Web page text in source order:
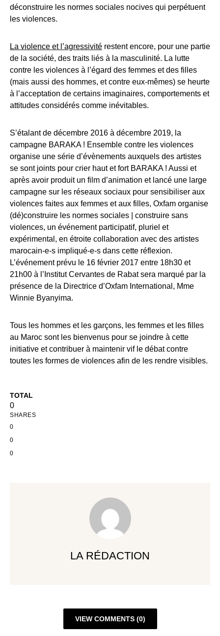
déconstruire les normes sociales nocives qui perpétuent
les violences.
La violence et l’agressivité restent encore, pour une partie
de la société, des traits liés à la masculinité. La lutte
contre les violences à l’égard des femmes et des filles
(mais aussi des hommes, et contre eux-mêmes) se heurte
à l’acceptation de certains imaginaires, comportements et
attitudes considérés comme inévitables.
S’étalant de décembre 2016 à décembre 2019, la
campagne BARAKA ! Ensemble contre les violences
organise une série d’évènements auxquels des artistes
se sont joints pour crier haut et fort BARAKA ! Aussi et
après avoir produit un film d’animation et lancé une large
campagne sur les réseaux sociaux pour sensibiliser aux
violences faites aux femmes et aux filles, Oxfam organise
(dé)construire les normes sociales | construire sans
violences, un événement participatif, pluriel et
expérimental, en étroite collaboration avec des artistes
marocain-e-s impliqué-e-s dans cette réflexion.
L’événement prévu le 16 février 2017 entre 18h30 et
21h00 à l’Institut Cervantes de Rabat sera marqué par la
présence de la Directrice d’Oxfam International, Mme
Winnie Byanyima.
Tous les hommes et les garçons, les femmes et les filles
au Maroc sont les bienvenus pour se joindre à cette
initiative et contribuer à maintenir vif le débat contre
toutes les formes de violences afin de les rendre visibles.
TOTAL
0
SHARES
0
0
0
LA RÉDACTION
VIEW COMMENTS (0)